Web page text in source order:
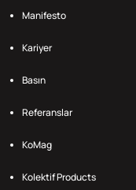
Manifesto
Kariyer
Basın
Referanslar
KoMag
Kolektif Products